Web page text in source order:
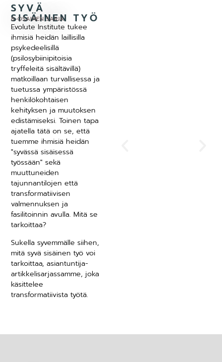
SYVÄ
SISÄINEN TYÖ
8-OSAINEN SARJA
Evolute Institute tukee
ihmisiä heidän laillisilla
psykedeelisillä
(psilosybiinipitoisia
tryffeleitä sisältävillä)
matkoillaan turvallisessa ja
tuetussa ympäristössä
henkilökohtaisen
kehityksen ja muutoksen
edistämiseksi. Toinen tapa
ajatella tätä on se, että
tuemme ihmisiä heidän
"syvässä sisäisessä
työssään" sekä
muuttuneiden
tajunnantilojen että
transformatiivisen
valmennuksen ja
fasilitoinnin avulla. Mitä se
tarkoittaa?
Sukella syvemmälle siihen,
mitä syvä sisäinen työ voi
tarkoittaa, asiantuntija-
artikkelisarjassamme, joka
käsittelee
transformatiivista työtä.